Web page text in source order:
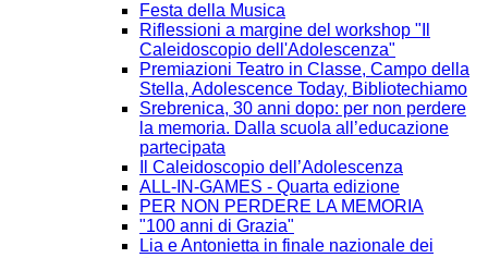
Festa della Musica
Riflessioni a margine del workshop "Il
Caleidoscopio dell'Adolescenza"
Premiazioni Teatro in Classe, Campo della
Stella, Adolescence Today, Bibliotechiamo
Srebrenica, 30 anni dopo: per non perdere
la memoria. Dalla scuola all’educazione
partecipata
Il Caleidoscopio dell’Adolescenza
ALL-IN-GAMES - Quarta edizione
PER NON PERDERE LA MEMORIA
"100 anni di Grazia"
Lia e Antonietta in finale nazionale dei